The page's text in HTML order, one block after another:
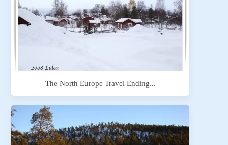
The North Europe Travel Ending...